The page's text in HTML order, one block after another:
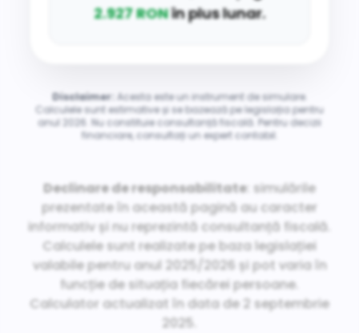
2.927 RONîn plus lunar.
Disclaimer: Acesta este un instrument de simulare.
Calculele sunt estimative și se bazează pe legislația pentru
anul 2026. Nu constituie consultanță fiscală. Pentru decizii
financiare, consultați un expert contabil.
Declinare de responsabilitate: simulările
prezentate în această pagină au caracter
informativ și nu reprezintă consultanță fiscală.
Calculele sunt realizate pe baza legislației
valabile pentru anul 2025/2026 și pot varia în
funcție de situația fiecărei persoane.
Calculator actualizat în data de 2 septembrie
2025.